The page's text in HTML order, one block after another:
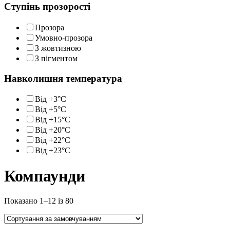
Ступінь прозорості
Прозора
Умовно-прозора
З жовтизною
З пігментом
Навколишня температура
Від +3°C
Від +5°С
Від +15°С
Від +20°С
Від +22°С
Від +23°С
Компаунди
Показано 1–12 із 80